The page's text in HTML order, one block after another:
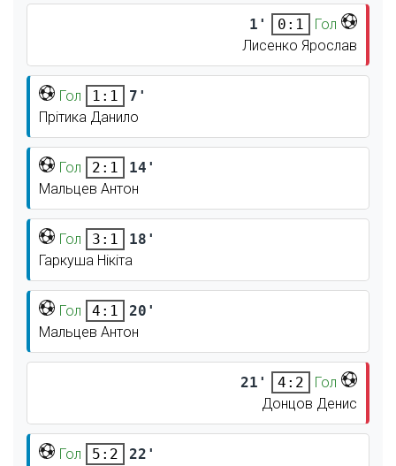
1' 0:1
Гол
Лисенко Ярослав
Гол 1:1
7'
Прітика Данило
Гол 2:1
14'
Мальцев Антон
Гол 3:1
18'
Гаркуша Нікіта
Гол 4:1
20'
Мальцев Антон
21' 4:2
Гол
Донцов Денис
Гол 5:2
22'